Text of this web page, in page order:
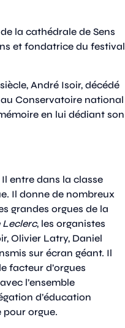
la cathédrale de Sens
et fondatrice du festival
André Isoir, décédé
Conservatoire national
en lui dédiant son
entre dans la classe
Il donne de nombreux
grandes orgues de la
Leclerc, les organistes
Olivier Latry, Daniel
sur écran géant. Il
facteur d’orgues
l’ensemble
d’éducation
pour orgue.